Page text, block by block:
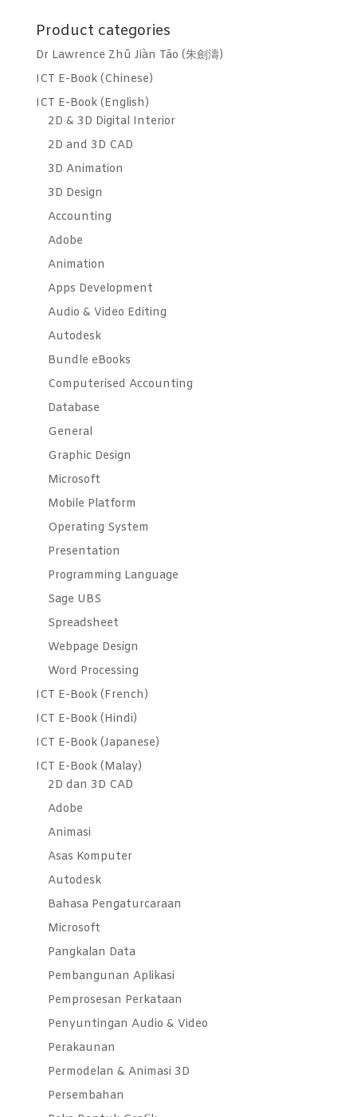
Product categories
Dr Lawrence Zhū Jiàn Tāo (朱劍濤)
ICT E-Book (Chinese)
ICT E-Book (English)
2D & 3D Digital Interior
2D and 3D CAD
3D Animation
3D Design
Accounting
Adobe
Animation
Apps Development
Audio & Video Editing
Autodesk
Bundle eBooks
Computerised Accounting
Database
General
Graphic Design
Microsoft
Mobile Platform
Operating System
Presentation
Programming Language
Sage UBS
Spreadsheet
Webpage Design
Word Processing
ICT E-Book (French)
ICT E-Book (Hindi)
ICT E-Book (Japanese)
ICT E-Book (Malay)
2D dan 3D CAD
Adobe
Animasi
Asas Komputer
Autodesk
Bahasa Pengaturcaraan
Microsoft
Pangkalan Data
Pembangunan Aplikasi
Pemprosesan Perkataan
Penyuntingan Audio & Video
Perakaunan
Permodelan & Animasi 3D
Persembahan